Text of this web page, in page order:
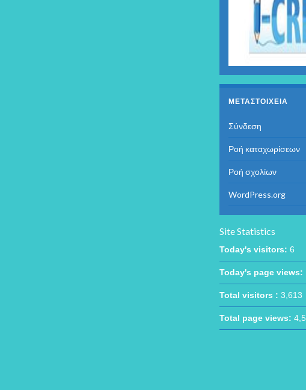
ΜΕΤΑΣΤΟΙΧΕΊΑ
Σύνδεση
Ροή καταχωρίσεων
Ροή σχολίων
WordPress.org
Site Statistics
Today's visitors: 6
Today's page
Total visitors : 3,613
Total page views: